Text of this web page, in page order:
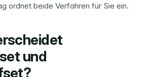
ordnet beide Verfahren für Sie ein.
und